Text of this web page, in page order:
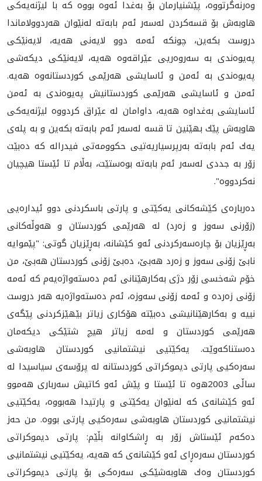
وه‌رنه‌گرتووه‌، پێشنیارمان بۆ به‌غدا ئه‌وه‌ بووه‌ كه‌ با لیژنه‌یه‌كی
هاوبه‌ش بۆ قسه‌كردن له‌سه‌ر ئه‌م بابه‌ته‌‌ له‌نێوان هه‌ردوولاماندا
دروست بكه‌ین، چونكه‌ ئه‌مه‌ دوو لایه‌نی هه‌یه‌، لایه‌نێكی
په‌یوه‌ندی به‌ سه‌روه‌ریی عێراقه‌وه‌ هه‌یه‌، لایه‌نێكی دیكه‌شی
په‌یوه‌ندی به‌ ئه‌من و ئاسایشی هه‌رێمی كوردستانه‌وه‌ هه‌یه‌.
ئه‌من و ئاسایشی هه‌رێمی كوردستانیش په‌یوه‌ندی به‌ ئه‌من
ئاسایشی به‌غداوه‌ هه‌یه‌، داوامان له‌ عێراق كردووه‌ لیژنه‌یه‌كی
هاوبه‌ش پێك بهێنین تا قسه‌ له‌سه‌ر ئه‌م بابه‌ته‌ بكه‌ین و به‌ پله‌ی
یه‌ك ئه‌م بابه‌ته‌ به‌رپرسیاريه‌تیی حكوومه‌تی فیدراله‌ كه‌ ده‌بێت
زۆر به‌ جددی له‌سه‌ر ئه‌م بابه‌ته‌ بوه‌ستێت، به‌ڵام تا ئێستا هیچیان
نه‌كردووه‌".
ده‌رباره‌ی كێشه‌كانى یه‌كێتی و پارتى باسكردنى دوو ئیداره‌یی
(زۆرنی سه‌وز و زه‌رد) له‌ هه‌رێمی كوردستان و هه‌وڵه‌كانی
به‌ڕێزیان بۆ چاره‌سه‌ركردنی ئه‌و كێشانه‌، به‌ڕێزیان گوتی: "پێموایه‌
نابێ زۆنی سه‌وز و زه‌رد هه‌بێ، ده‌بێ زۆنی كوردستان هه‌بێ، من
خۆم شه‌خسی زۆر دژی به‌كارهێنانی ئه‌م ده‌سته‌واژه‌يه‌م كه‌ ئه‌مه‌
زۆنی زه‌رده‌ و ئه‌مه‌ زۆنی سه‌وزه‌، ئه‌م ده‌سته‌واژه‌يه‌ هه‌ر دروست
نییه‌ و به‌كارهێنانیشی ده‌بێته‌ هۆكاری زیاتر بێهێزكردنی پێگه‌ی
هه‌رێمی كوردستان و له‌مه‌ زیاتر هیچ شتێكی دیكه‌مان
ده‌ستناكه‌وێت. یه‌كێتیی نیشتمانیی كوردستان هاوبه‌شی
سه‌ره‌كیی پارتی دیموكراتی كوردستانه‌ له‌ پرۆسه‌ی سیاسیدا له‌
ساڵی 2003ه‌وه‌ تا ئێستا و پێش ئه‌و كاتیش سه‌رباری هه‌موو
ئه‌و كێشانه‌ی كه‌ له‌نێوان یه‌كێتی و پارتیدا هه‌بووه‌، یه‌كێتیی
نیشتمانیی كوردستان هاوبه‌شی سه‌ره‌كيی پارتی بووه‌. من حه‌ز
ده‌كه‌م ئێستاش زۆر به‌ ڕاشكاوانه‌ بڵێم: پارتی دیموكراتی
كوردستان سه‌ره‌ڕای ئه‌و كێشانه‌ی كه‌ هه‌یه‌، یه‌كێتیی نیشتمانیی
كوردستان وه‌ك هاوبه‌شێكی سه‌ره‌كی بۆ پارتی دیموكراتی